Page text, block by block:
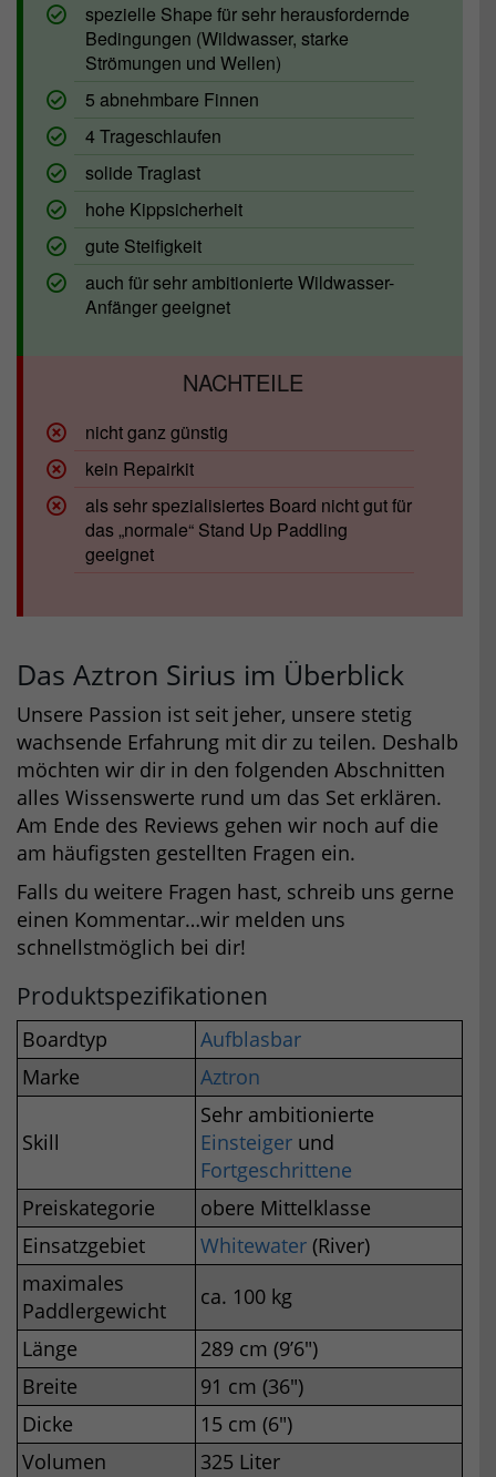
spezielle Shape für sehr herausfordernde
Bedingungen (Wildwasser, starke
Strömungen und Wellen)
5 abnehmbare Finnen
4 Trageschlaufen
solide Traglast
hohe Kippsicherheit
gute Steifigkeit
auch für sehr ambitionierte Wildwasser-
Anfänger geeignet
nicht ganz günstig
kein Repairkit
als sehr spezialisiertes Board nicht gut für
das „normale“ Stand Up Paddling
geeignet
Das Aztron Sirius im Überblick
Unsere Passion ist seit jeher, unsere stetig
wachsende Erfahrung mit dir zu teilen. Deshalb
möchten wir dir in den folgenden Abschnitten
alles Wissenswerte rund um das Set erklären.
Am Ende des Reviews gehen wir noch auf die
am häufigsten gestellten Fragen ein.
Falls du weitere Fragen hast, schreib uns gerne
einen Kommentar…wir melden uns
schnellstmöglich bei dir!
Produktspezifikationen
Boardtyp
Aufblasbar
Marke
Aztron
Skill
Sehr ambitionierte
Einsteiger und
Fortgeschrittene
Preiskategorie
obere Mittelklasse
Einsatzgebiet
Whitewater (River)
maximales
Paddlergewicht
ca. 100 kg
Länge
289 cm (9’6″)
Breite
91 cm (36″)
Dicke
15 cm (6″)
Volumen
325 Liter